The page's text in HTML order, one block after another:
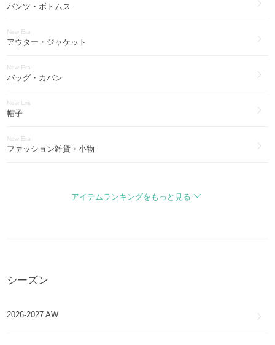
パンツ・ボトムス
New Era
アウター・ジャケット
New Era
バッグ・カバン
New Era
帽子
New Era
ファッション雑貨・小物
アイテムランキングをもっと見る
シーズン
2026-2027 AW